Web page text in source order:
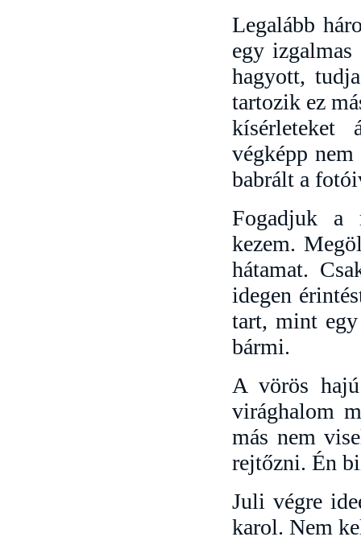
Legalább
egy izgalmas
hagyott,
tartozik ez
kísérleteket
végképp
babrált a
Fogadjuk a
kezem.
hátamat.
idegen
tart, mint
bármi.
A vörös
virághalom
más nem
rejtőzni. Én
Juli végre
karol. Nem